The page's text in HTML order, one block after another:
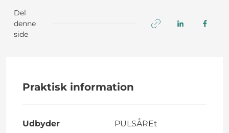
Del
denne
side
Praktisk information
Udbyder PULSÅREt